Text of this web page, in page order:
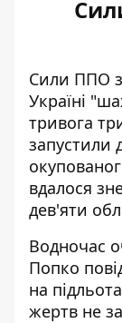
Сили ППО
Україні
тривога
запустили
вдалося
дев'яти
Водночас
Попко
на
жертв не